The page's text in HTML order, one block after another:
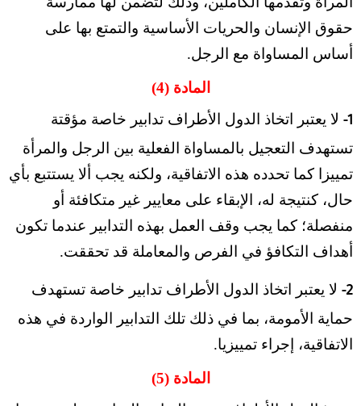
حقوق الإنسان والحريات الأساسية والتمتع بها على
أساس المساواة مع الرجل.
المادة (4)
1-
لا يعتبر اتخاذ الدول الأطراف تدابير خاصة مؤقتة
تستهدف التعجيل بالمساواة الفعلية بين الرجل والمرأة
تمييزا كما تحدده هذه الاتفاقية، ولكنه يجب ألا يستتبع بأي
حال، كنتيجة له، الإبقاء على معايير غير متكافئة أو
منفصلة؛ كما يجب وقف العمل بهذه التدابير عندما تكون
أهداف التكافؤ في الفرص والمعاملة قد تحققت.
2-
لا يعتبر اتخاذ الدول الأطراف تدابير خاصة تستهدف
حماية الأمومة، بما في ذلك تلك التدابير الواردة في هذه
الاتفاقية، إجراء تمييزيا.
المادة (5)